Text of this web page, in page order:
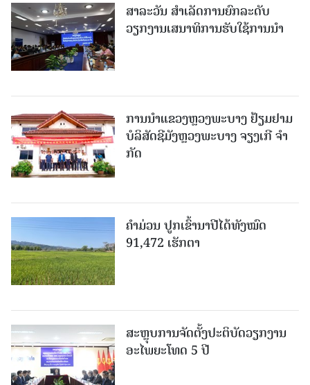
ສາລະວັນ ສໍາເລັດການຍົກລະດັບ
ວຽກງານເສນາທິການຮັບໃຊ້ການນໍາ
ການນຳແຂວງຫຼວງພະບາງ ຢ້ຽມ​ຢາມ
ບໍ​ລິ​ສັດຊີມັງຫຼວງພະບາງ ຈຽງເກີ ຈໍາ
ກັດ
ຄໍາມ່ວນ ປູກເຂົ້ານາປີໄດ້ທັງໝົດ
91,472 ເຮັກຕາ
ສະຫຼຸບການຈັດຕັ້ງປະຕິບັດວຽກງານ
ອະໄພຍະໂທດ 5 ປີ